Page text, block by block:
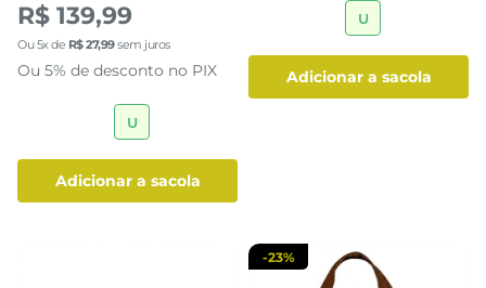
R$ 139,99
Ou5x de R$27,99sem juros
Ou 5% de desconto no PIX
U
adicionar a sacola
U
adicionar a sacola
-23%